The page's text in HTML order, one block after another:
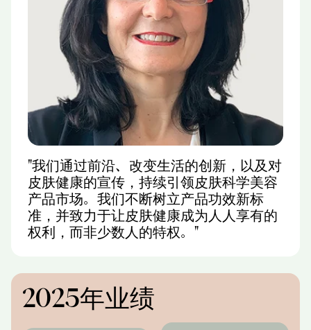
"我们通过前沿、改变生活的创新，以及对
皮肤健康的宣传，持续引领皮肤科学美容
产品市场。我们不断树立产品功效新标
准，并致力于让皮肤健康成为人人享有的
权利，而非少数人的特权。"
2025年业绩